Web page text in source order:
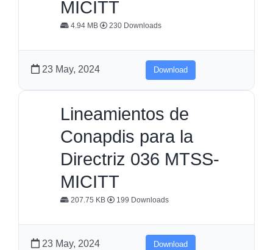
MICITT
4.94 MB 230 Downloads
23 May, 2024 Download
Lineamientos de
Conapdis para la
Directriz 036 MTSS-
MICITT
207.75 KB 199 Downloads
23 May, 2024 Download